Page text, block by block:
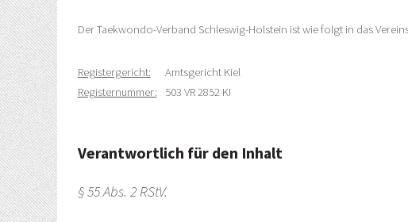
Der Taekwondo-Verband Schleswig-Holstein ist wie folgt in das
Registergericht:
Amtsgericht Kiel
Registernummer:
503 VR 2852 KI
Verantwortlich für den Inhalt
§ 55 Abs. 2 RStV.